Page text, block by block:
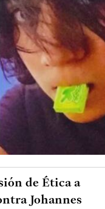
de Ética a
Johannes